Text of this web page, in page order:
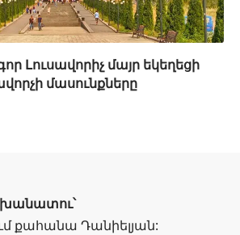
Լուսավորիչ մայր եկեղեցի
մասունքները
քահանա Դանիելյան: